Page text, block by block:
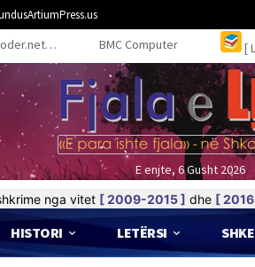
BMC Computer [
E enjte, 6 Gusht 2026
nga vitet [ 2009-2015 ] dhe [
HISTORI LETËRSI